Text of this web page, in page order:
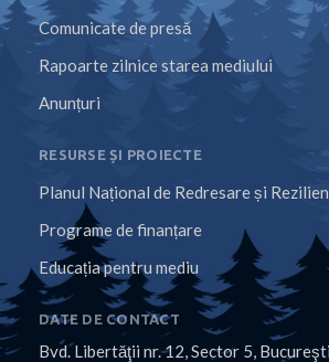
Comunicate de presă
Rapoarte zilnice starea mediului
Anunțuri
RESURSE ȘI PROIECTE
Planul Național de Redresare și
Programe de finanțare
Educația pentru mediu
DATE DE CONTACT
Bvd. Libertăţii nr. 12, Sector 5, Bucureşti